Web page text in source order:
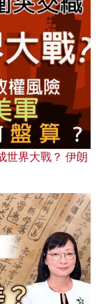
世界大戰？ 伊朗